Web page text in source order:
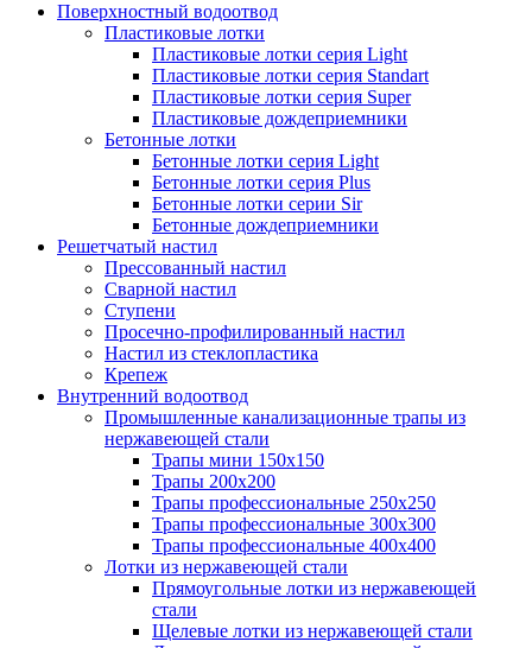
Поверхностный водоотвод
Пластиковые лотки
Пластиковые лотки серия Light
Пластиковые лотки серия Standart
Пластиковые лотки серия Super
Пластиковые дождеприемники
Бетонные лотки
Бетонные лотки серия Light
Бетонные лотки серия Plus
Бетонные лотки серии Sir
Бетонные дождеприемники
Решетчатый настил
Прессованный настил
Сварной настил
Ступени
Просечно-профилированный настил
Настил из стеклопластика
Крепеж
Внутренний водоотвод
Промышленные канализационные трапы из
нержавеющей стали
Трапы мини 150х150
Трапы 200х200
Трапы профессиональные 250х250
Трапы профессиональные 300х300
Трапы профессиональные 400х400
Лотки из нержавеющей стали
Прямоугольные лотки из нержавеющей
стали
Щелевые лотки из нержавеющей стали